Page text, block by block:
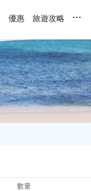
優惠 旅遊攻略 ...
數量